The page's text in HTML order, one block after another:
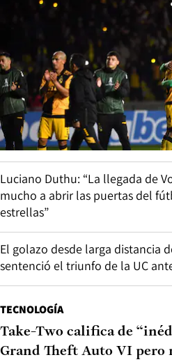
Luciano Duthu: “La llegada de
mucho a abrir las puertas del
estrellas”
El golazo desde larga distancia
sentenció el triunfo de la UC
TECNOLOGÍA
Take-Two califica de
Grand Theft Auto VI pero